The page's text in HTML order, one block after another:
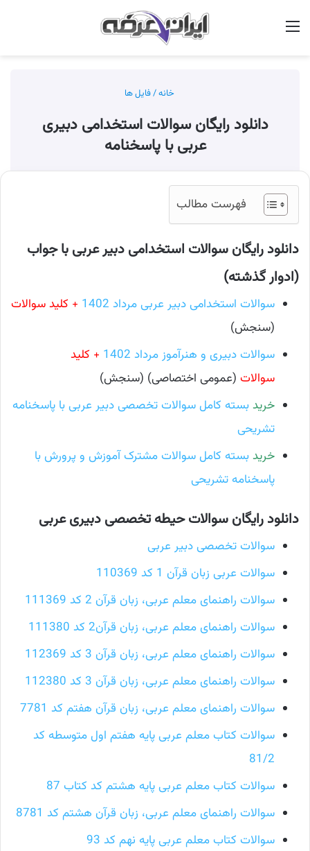
خانه/فایل ها
دانلود رایگان سوالات استخدامی دبیری
عربی با پاسخنامه
فهرست مطالب
دانلود رایگان سوالات استخدامی دبیر عربی با جواب
(ادوار گذشته)
سوالات استخدامی دبیر عربی مرداد 1402
+ کلید سوالات
(سنجش)
سوالات دبیری و هنرآموز مرداد 1402
+ کلید
سوالات (عمومی اختصاصی) (سنجش)
خریدبسته کامل سوالات تخصصی دبیر عربی با پاسخنامه
تشریحی
خریدبسته کامل سوالات مشترک آموزش و پرورش با
پاسخنامه تشریحی
دانلود رایگان سوالات حیطه تخصصی دبیری عربی
سوالات تخصصی دبیر عربی
سوالات عربی زبان قرآن 1 کد 110369
سوالات راهنمای معلم عربی، زبان قرآن 2 کد 111369
سوالات راهنمای معلم عربی، زبان قرآن2 کد 111380
سوالات راهنمای معلم عربی، زبان قرآن 3 کد 112369
سوالات راهنمای معلم عربی، زبان قرآن 3 کد 112380
سوالات راهنمای معلم عربی، زبان قرآن هفتم کد 7781
سوالات کتاب معلم عربی پايه هفتم اول متوسطه کد
81/2
سوالات کتاب معلم عربی پايه هشتم کد کتاب 87
سوالات راهنمای معلم عربی، زبان قرآن هشتم کد 8781
سوالات کتاب معلم عربی پايه نهم کد 93